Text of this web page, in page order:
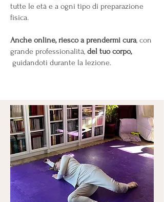
tutte le età e a ogni tipo di preparazione
fisica.
Anche online, riesco a prendermi cura, con
grande professionalità, del tuo corpo,
guidandoti durante la lezione.